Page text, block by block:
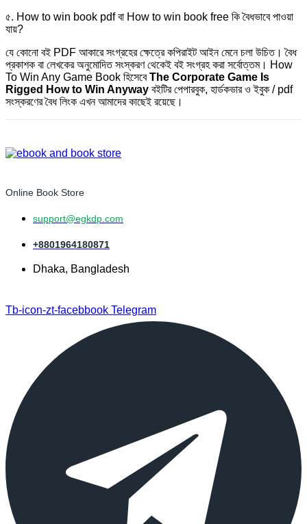
৫. How to win book pdf বা How to win book free কি বৈধভাবে পাওয়া
যায়?
যে কোনো বই PDF আকারে সংগ্রহের ক্ষেত্রে কপিরাইট আইন মেনে চলা উচিত। বৈধ
প্রকাশক বা লেখকের অনুমোদিত সংস্করণ থেকেই বই সংগ্রহ করা সর্বোত্তম। How
To Win Any Game Book হিসেবেThe Corporate Game Is
Rigged How to Win Anyway বইটির পেপারবুক, হার্ডকভার ও ইবুক / pdf
সংস্করণের বৈধ লিংক এখন আমাদের কাছেই রয়েছে।
Online Book Store
support@egkdp.com
+8801964180871
Dhaka, Bangladesh
Tb-icon-zt-facebbook Telegram